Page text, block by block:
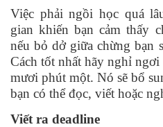
Việc phải ngồi học quá
gian khiến bạn cảm thấy
nếu bỏ dở giữa chừng bạn
Cách tốt nhất hãy nghỉ ngơi
mươi phút một. Nó sẽ bổ
bạn có thể đọc, viết hoặc
Viết ra deadline